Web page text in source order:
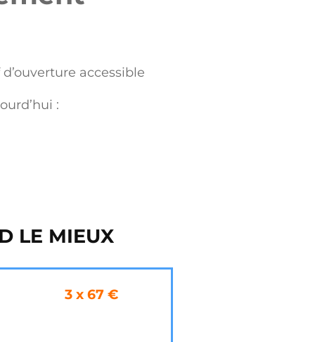
accessible
:
LE MIEUX
3 x 67 €